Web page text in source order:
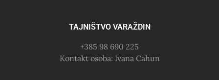
TAJNIŠTVO VARAŽDIN
+385 98 690 225
Kontakt osoba: Ivana Cahun